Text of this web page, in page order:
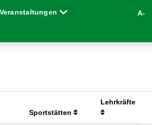
Veranstaltungen A-
Sportstätten
Lehrkräfte